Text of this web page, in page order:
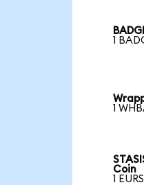
1
1
Coin
1